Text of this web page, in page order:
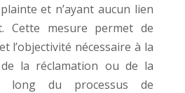
et n’ayant aucun lien
Cette mesure permet de
l’objectivité nécessaire à la
la réclamation ou de la
long du processus de